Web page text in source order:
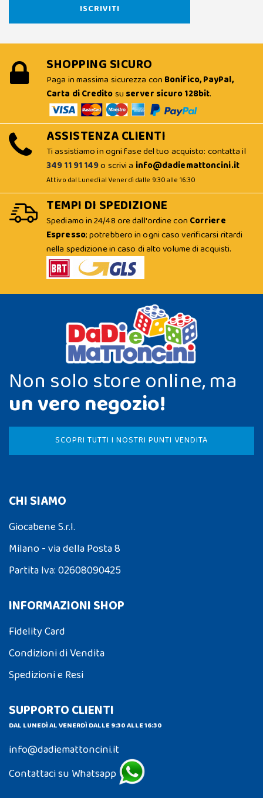
SHOPPING SICURO
Paga in massima sicurezza con Bonifico, PayPal,
Carta di Creditosu server sicuro 128bit.
ASSISTENZA CLIENTI
Ti assistiamo in ogni fase del tuo acquisto: contatta il
349 11 91 149o scrivi a info@dadiemattoncini.it
Attivo dal Lunedì al Venerdì dalle 9:30 alle 16:30
TEMPI DI SPEDIZIONE
Spediamo in 24/48 ore dall'ordine con Corriere
Espresso; potrebbero in ogni caso verificarsi ritardi
nella spedizione in caso di alto volume di acquisti.
Non solo store online, ma
un vero negozio!
SCOPRI TUTTI I NOSTRI PUNTI VENDITA
CHI SIAMO
Giocabene S.r.l.
Milano - via della Posta 8
Partita Iva: 02608090425
INFORMAZIONI SHOP
Fidelity Card
Condizioni di Vendita
Spedizioni e Resi
SUPPORTO CLIENTI
DAL LUNEDÌ AL VENERDÌ DALLE 9:30 ALLE 16:30
info@dadiemattoncini.it
Contattaci su Whatsapp